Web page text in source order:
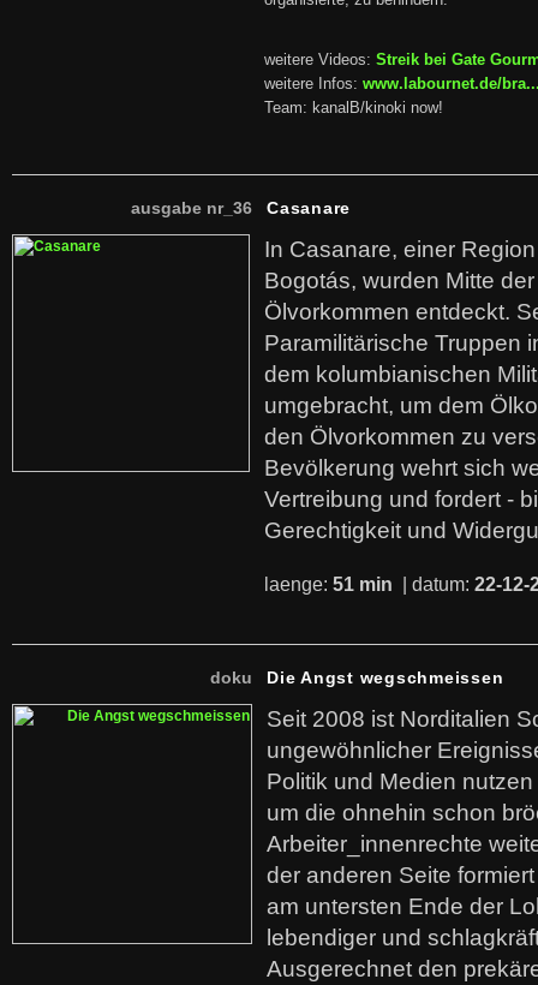
weitere Videos: Streik bei Gate
weitere Infos: www.labournet.de/
Team: kanalB/kinoki now!
ausgabe nr_36 Casanare
In Casanare, einer
Bogotás, wurden Mitte
Ölvorkommen entdeckt.
Paramilitärische Truppen
dem kolumbianischen
umgebracht, um dem
den Ölvorkommen zu
Bevölkerung wehrt sich
Vertreibung und fordert -
Gerechtigkeit und
laenge: 51 min | datum: 22-12-
doku Die Angst wegschmeissen
Seit 2008 ist Norditalien
ungewöhnlicher
Politik und Medien
um die ohnehin schon
Arbeiter_innenrechte
der anderen Seite
am untersten Ende der
lebendiger und
Ausgerechnet den